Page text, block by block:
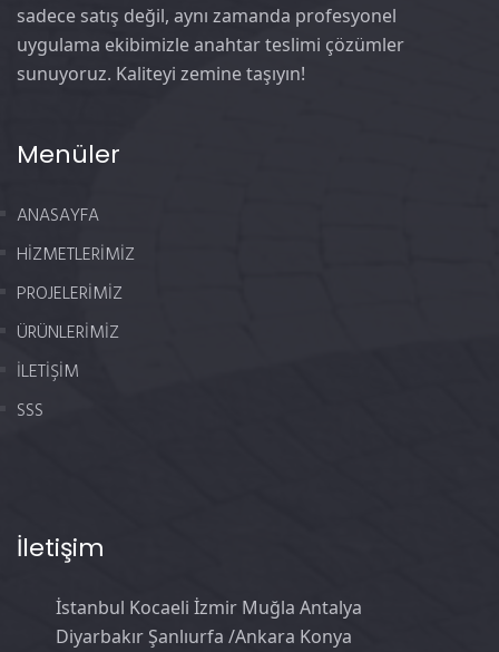
sadece satış değil, aynı zamanda profesyonel
uygulama ekibimizle anahtar teslimi çözümler
sunuyoruz. Kaliteyi zemine taşıyın!
Menüler
ANASAYFA
HİZMETLERİMİZ
PROJELERİMİZ
ÜRÜNLERİMİZ
İLETİŞİM
SSS
İletişim
İstanbul Kocaeli İzmir Muğla Antalya
Diyarbakır Şanlıurfa /Ankara Konya